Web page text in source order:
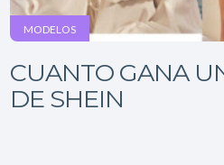
MODELOS
CUANTO GANA
DE SHEIN